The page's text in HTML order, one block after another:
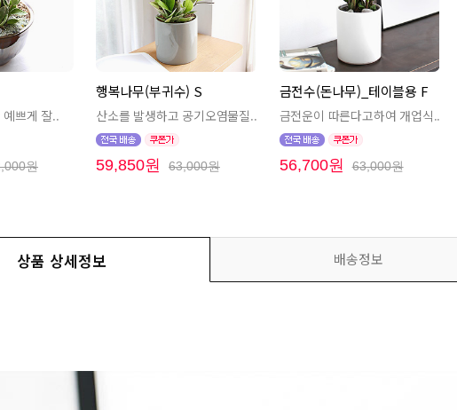
쁘게 잘..
원
행복나무(부귀수) S
산소를 발생하고 공기오염물질..
59,850원 63,000원
금전수(돈나무)_테이블용 F
금전운이 따른다고하여 개업식..
56,700원 63,000원
상품 상세정보 배송정보